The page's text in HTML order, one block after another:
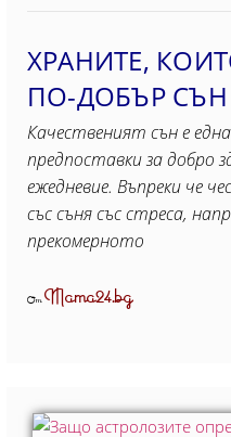
ХРАНИТЕ,
ПО-ДОБЪР СЪН
Качественият сън е
предпоставки за добро
ежедневие. Въпреки че
със съня със стреса,
прекомерното
ОтMama24.bg